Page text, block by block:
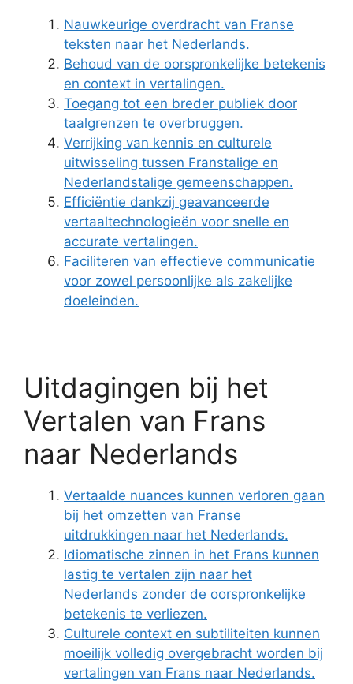
Nauwkeurige overdracht van Franse
teksten naar het Nederlands.
Behoud van de oorspronkelijke betekenis
en context in vertalingen.
Toegang tot een breder publiek door
taalgrenzen te overbruggen.
Verrijking van kennis en culturele
uitwisseling tussen Franstalige en
Nederlandstalige gemeenschappen.
Efficiëntie dankzij geavanceerde
vertaaltechnologieën voor snelle en
accurate vertalingen.
Faciliteren van effectieve communicatie
voor zowel persoonlijke als zakelijke
doeleinden.
Uitdagingen bij het
Vertalen van Frans
naar Nederlands
Vertaalde nuances kunnen verloren gaan
bij het omzetten van Franse
uitdrukkingen naar het Nederlands.
Idiomatische zinnen in het Frans kunnen
lastig te vertalen zijn naar het
Nederlands zonder de oorspronkelijke
betekenis te verliezen.
Culturele context en subtiliteiten kunnen
moeilijk volledig overgebracht worden bij
vertalingen van Frans naar Nederlands.